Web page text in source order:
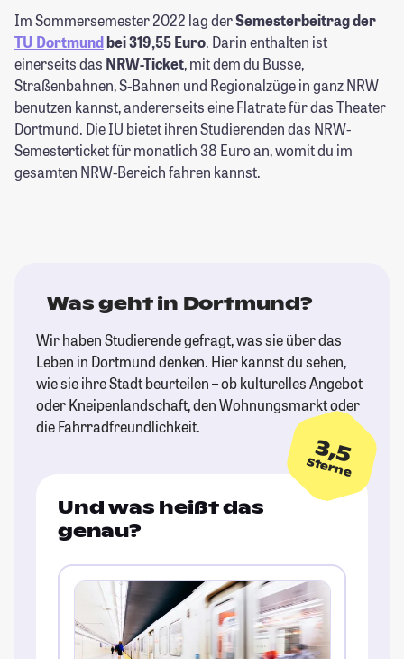
Im Sommersemester 2022 lag derSemesterbeitrag der
TU Dortmundbei 319,55 Euro. Darin enthalten ist
einerseits das NRW-Ticket, mit dem du Busse,
Straßenbahnen, S-Bahnen und Regionalzüge in ganz NRW
benutzen kannst, andererseits eine Flatrate für das Theater
Dortmund. Die IU bietet ihren Studierenden das NRW-
Semesterticket für monatlich 38 Euro an, womit du im
gesamten NRW-Bereich fahren kannst.
Was geht in Dortmund?
Wir haben Studierende gefragt, was sie über das
Leben in Dortmund denken. Hier kannst du sehen,
wie sie ihre Stadt beurteilen – ob kulturelles Angebot
oder Kneipenlandschaft, den Wohnungsmarkt oder
die Fahrradfreundlichkeit.
3,5
Sterne
Und was heißt das
genau?